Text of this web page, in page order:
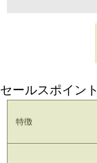
セールスポイント
特徴